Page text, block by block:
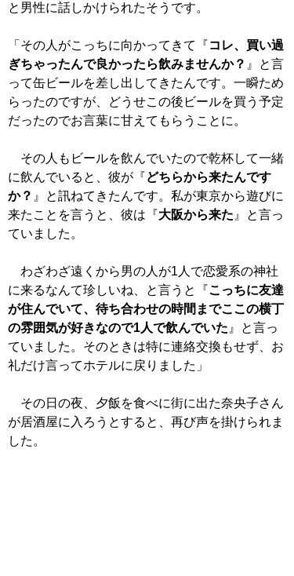
と男性に話しかけられたそうです。
「その人がこっちに向かってきて『コレ、買い過
ぎちゃったんで良かったら飲みませんか？ 』と言
って缶ビールを差し出してきたんです。一瞬ため
らったのですが、どうせこの後ビールを買う予定
だったのでお言葉に甘えてもらうことに。
その人もビールを飲んでいたので乾杯して一緒
に飲んでいると、彼が『どちらから来たんです
か？ 』と訊ねてきたんです。私が東京から遊びに
来たことを言うと、彼は『大阪から来た 』と言っ
ていました。
わざわざ遠くから男の人が1人で恋愛系の神社
に来るなんて珍しいね、と言うと『こっちに友達
が住んでいて、待ち合わせの時間までここの横丁
の雰囲気が好きなので1人で飲んでいた 』と言っ
ていました。そのときは特に連絡交換もせず、お
礼だけ言ってホテルに戻りました」
その日の夜、夕飯を食べに街に出た奈央子さん
が居酒屋に入ろうとすると、再び声を掛けられま
した。